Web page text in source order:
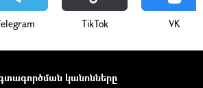
ТikТоk VK
կանոնները